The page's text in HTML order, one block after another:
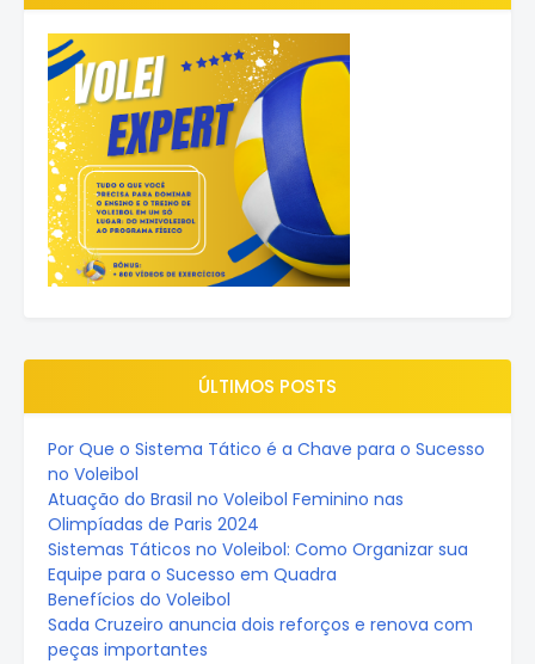
ÚLTIMOS POSTS
Por Que o Sistema Tático é a Chave para o Sucesso
no Voleibol
Atuação do Brasil no Voleibol Feminino nas
Olimpíadas de Paris 2024
Sistemas Táticos no Voleibol: Como Organizar sua
Equipe para o Sucesso em Quadra
Benefícios do Voleibol
Sada Cruzeiro anuncia dois reforços e renova com
peças importantes